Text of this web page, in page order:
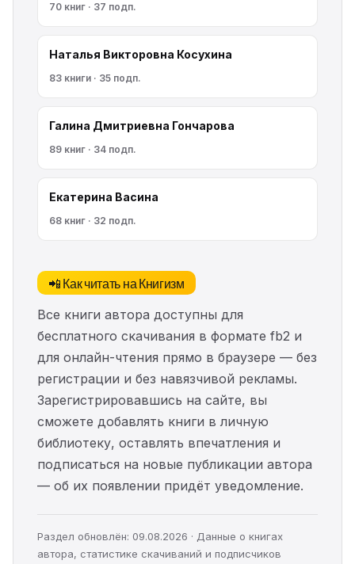
70 книг · 37 подп.
Наталья Викторовна Косухина
83 книги · 35 подп.
Галина Дмитриевна Гончарова
89 книг · 34 подп.
Екатерина Васина
68 книг · 32 подп.
📲 Как читать на Книгизм
Все книги автора доступны для
бесплатного скачивания в формате fb2 и
для онлайн-чтения прямо в браузере — без
регистрации и без навязчивой рекламы.
Зарегистрировавшись на сайте, вы
сможете добавлять книги в личную
библиотеку, оставлять впечатления и
подписаться на новые публикации автора
— об их появлении придёт уведомление.
Раздел обновлён: 09.08.2026 · Данные о книгах
автора, статистике скачиваний и подписчиков